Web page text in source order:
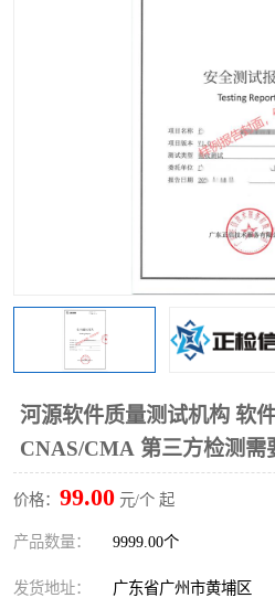
河源软件质量测试机构 软
CNAS/CMA 第三方检测需
价格： 99.00 元/个 起
产品数量： 9999.00个
发货地址： 广东省广州市黄埔区